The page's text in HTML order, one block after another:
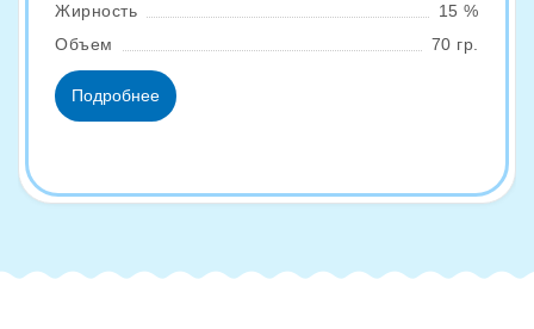
Жирность
15 %
Объем
70 гр.
Подробнее